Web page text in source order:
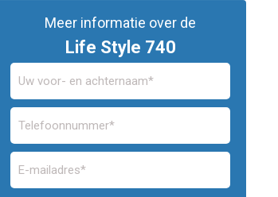
Meer informatie over de
Life Style 740